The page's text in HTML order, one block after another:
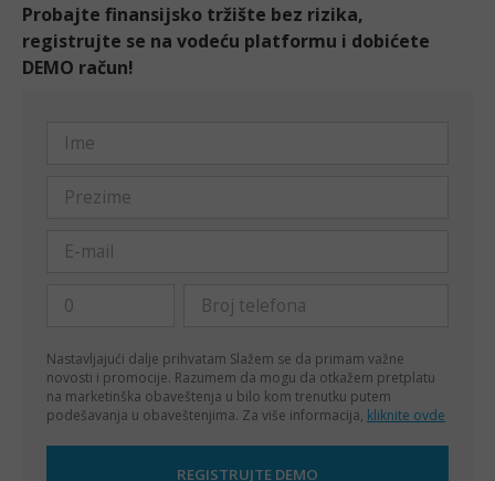
Probajte finansijsko tržište bez rizika,
registrujte se na vodeću platformu i dobićete
DEMO račun!
Nastavljajući dalje prihvatam Slažem se da primam važne
novosti i promocije. Razumem da mogu da otkažem pretplatu
na marketinška obaveštenja u bilo kom trenutku putem
podešavanja u obaveštenjima. Za više informacija, kliknite ovde